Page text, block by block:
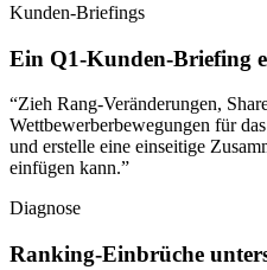
Kunden-Briefings
Ein Q1-Kunden-Briefing
“Zieh Rang-Veränderungen,
Wettbewerberbewegungen für
und erstelle eine einseitige
einfügen kann.”
Diagnose
Ranking-Einbrüche